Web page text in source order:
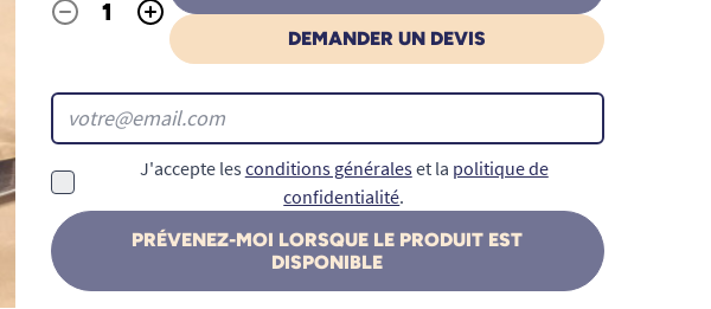
Quantité
- +
DEMANDER UN DEVIS
J'accepte les conditions généraleset la politique de
confidentialité.
PRÉVENEZ-MOI LORSQUE LE PRODUIT EST
DISPONIBLE